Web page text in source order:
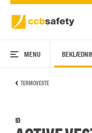
MENU
TERMOVESTE
ID